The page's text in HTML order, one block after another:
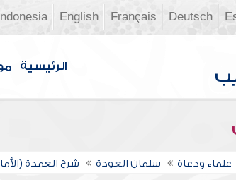
Deutsch
Français
English
Indonesia
الرئيسية
علماء ودعاة سلمان العودة شرح العمدة